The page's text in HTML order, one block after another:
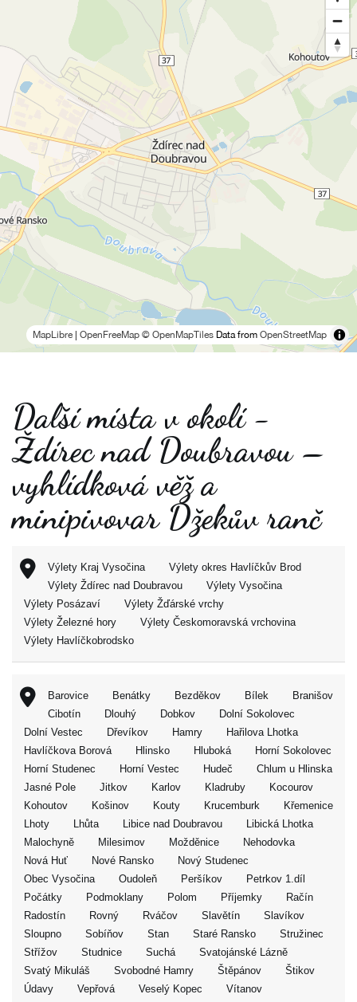
MapLibre OpenFreeMap © OpenMapTiles Data from OpenStreetMap
Další místa v okolí -
Ždírec nad Doubravou –
vyhlídková věž a
minipivovar Džekův ranč
Výlety Kraj Vysočina
Výlety okres Havlíčkův Brod
Výlety Ždírec nad Doubravou
Výlety Vysočina
Výlety Posázaví
Výlety Žďárské vrchy
Výlety Železné hory
Výlety Českomoravská vrchovina
Výlety Havlíčkobrodsko
Barovice Benátky Bezděkov Bílek
Branišov
Cibotín
Dlouhý Dobkov
Dolní Sokolovec
Dolní Vestec
Dřevíkov Hamry
Hařilova Lhotka
Havlíčkova Borová
Hlinsko Hluboká
Horní Sokolovec
Horní Studenec
Horní Vestec Hudeč
Chlum u Hlinska
Jasné Pole
Jitkov Karlov Kladruby
Kocourov
Kohoutov
Košinov Kouty Krucemburk
Křemenice
Lhoty
Lhůta Libice nad Doubravou
Libická Lhotka
Malochyně
Milesimov Možděnice
Nehodovka
Nová Huť
Nové Ransko
Nový Studenec
Obec Vysočina
Oudoleň Peršíkov
Petrkov 1.díl
Počátky
Podmoklany Polom Příjemky
Račín
Radostín
Rovný Rváčov Slavětín
Slavíkov
Sloupno
Sobíňov Stan Staré Ransko
Stružinec
Střížov
Studnice Suchá
Svatojánské Lázně
Svatý Mikuláš
Svobodné Hamry Štěpánov
Štikov
Údavy
Vepřová Veselý Kopec
Vítanov